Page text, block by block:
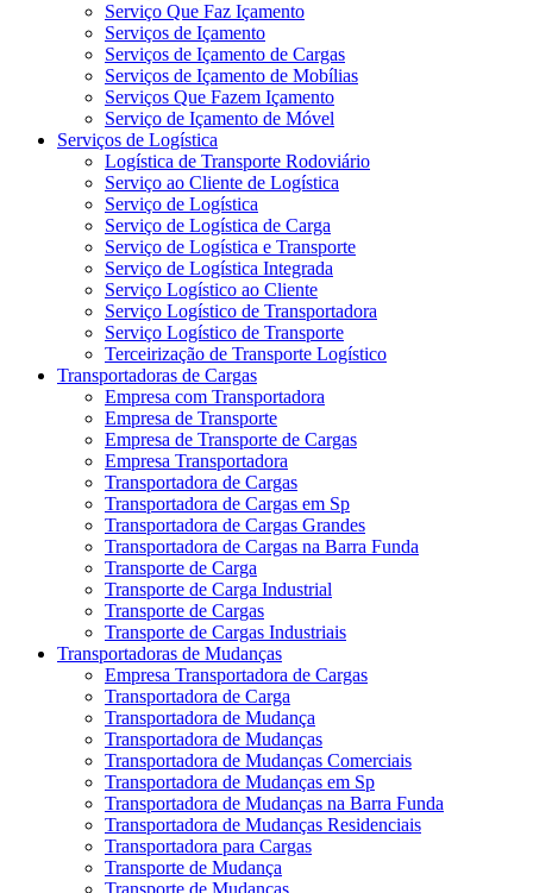
Serviço Que Faz Içamento
Serviços de Içamento
Serviços de Içamento de Cargas
Serviços de Içamento de Mobílias
Serviços Que Fazem Içamento
Serviço de Içamento de Móvel
Serviços de Logística
Logística de Transporte Rodoviário
Serviço ao Cliente de Logística
Serviço de Logística
Serviço de Logística de Carga
Serviço de Logística e Transporte
Serviço de Logística Integrada
Serviço Logístico ao Cliente
Serviço Logístico de Transportadora
Serviço Logístico de Transporte
Terceirização de Transporte Logístico
Transportadoras de Cargas
Empresa com Transportadora
Empresa de Transporte
Empresa de Transporte de Cargas
Empresa Transportadora
Transportadora de Cargas
Transportadora de Cargas em Sp
Transportadora de Cargas Grandes
Transportadora de Cargas na Barra Funda
Transporte de Carga
Transporte de Carga Industrial
Transporte de Cargas
Transporte de Cargas Industriais
Transportadoras de Mudanças
Empresa Transportadora de Cargas
Transportadora de Carga
Transportadora de Mudança
Transportadora de Mudanças
Transportadora de Mudanças Comerciais
Transportadora de Mudanças em Sp
Transportadora de Mudanças na Barra Funda
Transportadora de Mudanças Residenciais
Transportadora para Cargas
Transporte de Mudança
Transporte de Mudanças